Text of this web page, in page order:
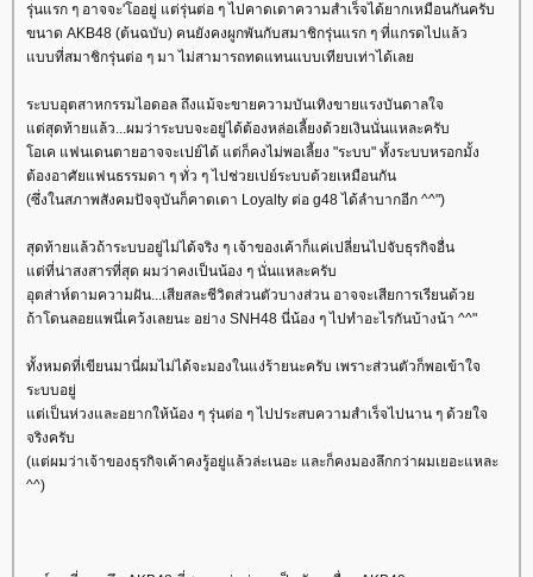
รุ่นแรก ๆ อาจจะ'โออยู่ แต่รุ่นต่อ ๆ ไปคาดเดาความสำเร็จได้ยากเหมือนกันครับ
ขนาด AKB48 (ต้นฉบับ) คนยังคงผูกพันกับสมาชิกรุ่นแรก ๆ ที่แกรดไปแล้ว
บบที่สมาชิกรุ่นต่อ ๆ มา ไม่สามารถทดแทนแบบเทียบเท่าได้เล
ระบบอุตสาหกรรมไอดอล ถึงแม้จะขายความบันเทิงขายแรงบันดาลใจ
ต่สุดท้ายแล้ว...ผมว่าระบบจะอยู่ได้ต้องหล่อเลี้ยงด้วยเงินนั่นแหละครับ
อเค แฟนเดนตายอาจจะเปย์ได้ แต่ก็คงไม่พอเลี้ยง "ระบบ" ทั้งระบบหรอกมั้ง
ต้องอาศัยแฟนธรรมดา ๆ ทั่ว ๆ ไปช่วยเปย์ระบบด้วยเหมือนกัน
(ซึ่งในสภาพสังคมปัจจุบันก็คาดเดา Loyalty ต่อ g48 ได้ลำบากอีก ^^")
สุดท้ายแล้วถ้าระบบอยู่ไม่ได้จริง ๆ เจ้าของเค้าก็แค่เปลี่ยนไปจับธุรกิจอื่น
ต่ที่น่าสงสารที่สุด ผมว่าคงเป็นน้อง ๆ นั่นแหละครับ
อุตส่าห์ตามความฝัน...เสียสละชีวิตส่วนตัวบางส่วน อาจจะเสียการเรียนด้ว
ถ้าโดนลอยแพนี่เคว้งเลยนะ อย่าง SNH48 นี่น้อง ๆ ไปทำอะไรกันบ้างน้า ^^"
ทั้งหมดที่เขียนมานี่ผมไม่ได้จะมองในแง่ร้ายนะครับ เพราะส่วนตัวก็พอเข้าใจ
ระบบอยู่
ต่เป็นห่วงและอยากให้น้อง ๆ รุ่นต่อ ๆ ไปประสบความสำเร็จไปนาน ๆ ด้วยใจ
จริงครับ
(แต่ผมว่าเจ้าของธุรกิจเค้าคงรู้อยู่แล้วล่ะเนอะ และก็คงมองลึกกว่าผมเยอะแหละ
^^)